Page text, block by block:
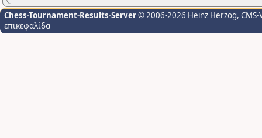
Chess-Tournament-Results-Server© 2006-2026 Heinz Herzog,
επικεφαλίδα